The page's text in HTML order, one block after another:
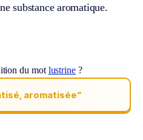
substance aromatique.
du mot lustrine?
aromatisée“